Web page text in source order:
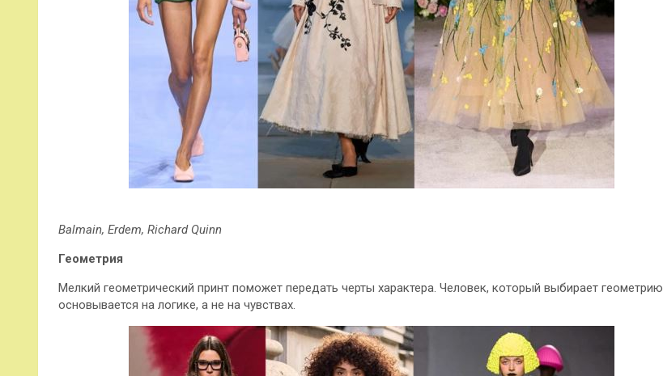
Balmain, Erdem, Richard Quinn
Геометрия
Мелкий геометрический принт поможет передать черты характера. Человек, который выбирает геометрию
основывается на логике, а не на чувствах.